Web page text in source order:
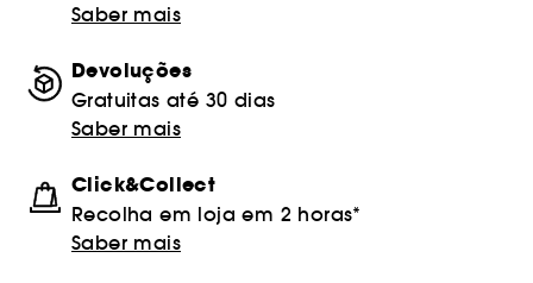
Saber mais
Devoluções
Gratuitas até 30 dias
Saber mais
Click&Collect
Recolha em loja em 2 horas*
Saber mais